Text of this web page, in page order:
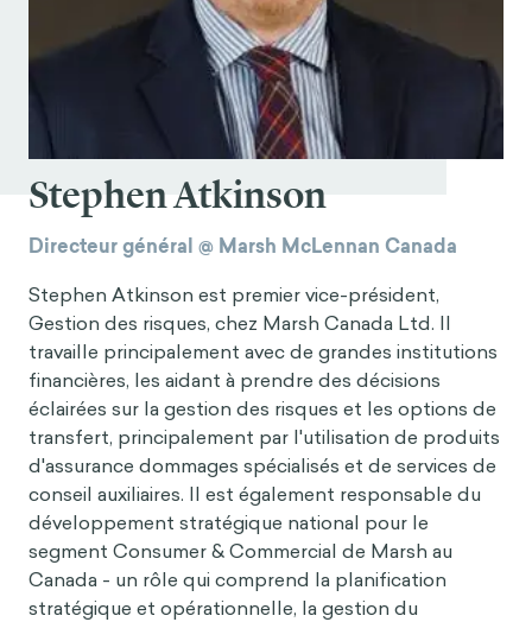
Stephen Atkinson
Directeur général @ Marsh McLennan Canada
Stephen Atkinson est premier vice-président,
Gestion des risques, chez Marsh Canada Ltd. Il
travaille principalement avec de grandes institutions
financières, les aidant à prendre des décisions
éclairées sur la gestion des risques et les options de
transfert, principalement par l'utilisation de produits
d'assurance dommages spécialisés et de services de
conseil auxiliaires. Il est également responsable du
développement stratégique national pour le
segment Consumer & Commercial de Marsh au
Canada - un rôle qui comprend la planification
stratégique et opérationnelle, la gestion du